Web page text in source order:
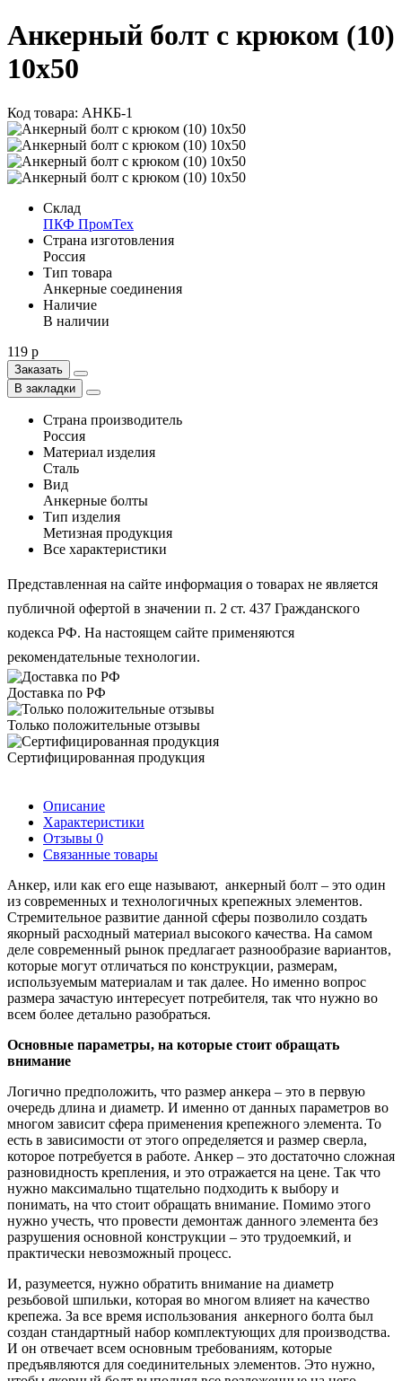
Анкерный болт с крюком (10)
10х50
Код товара: АНКБ-1
Склад
ПКФ ПромТех
Страна изготовления
Россия
Тип товара
Анкерные соединения
Наличие
В наличии
119 р
Заказать
В закладки
Страна производитель
Россия
Материал изделия
Сталь
Вид
Анкерные болты
Тип изделия
Метизная продукция
Все характеристики
Представленная на сайте информация о товарах не является
публичной офертой в значении п. 2 ст. 437 Гражданского
кодекса РФ. На настоящем сайте применяются
рекомендательные технологии.
Доставка по РФ
Только положительные отзывы
Сертифицированная продукция
Описание
Характеристики
Отзывы 0
Связанные товары
Анкер, или как его еще называют, анкерный болт – это один
из современных и технологичных крепежных элементов.
Стремительное развитие данной сферы позволило создать
якорный расходный материал высокого качества. На самом
деле современный рынок предлагает разнообразие вариантов,
которые могут отличаться по конструкции, размерам,
используемым материалам и так далее. Но именно вопрос
размера зачастую интересует потребителя, так что нужно во
всем более детально разобраться.
Основные параметры, на которые стоит обращать
внимание
Логично предположить, что размер анкера – это в первую
очередь длина и диаметр. И именно от данных параметров во
многом зависит сфера применения крепежного элемента. То
есть в зависимости от этого определяется и размер сверла,
которое потребуется в работе. Анкер – это достаточно сложная
разновидность крепления, и это отражается на цене. Так что
нужно максимально тщательно подходить к выбору и
понимать, на что стоит обращать внимание. Помимо этого
нужно учесть, что провести демонтаж данного элемента без
разрушения основной конструкции – это трудоемкий, и
практически невозможный процесс.
И, разумеется, нужно обратить внимание на диаметр
резьбовой шпильки, которая во многом влияет на качество
крепежа. За все время использования анкерного болта был
создан стандартный набор комплектующих для производства.
И он отвечает всем основным требованиям, которые
предъявляются для соединительных элементов. Это нужно,